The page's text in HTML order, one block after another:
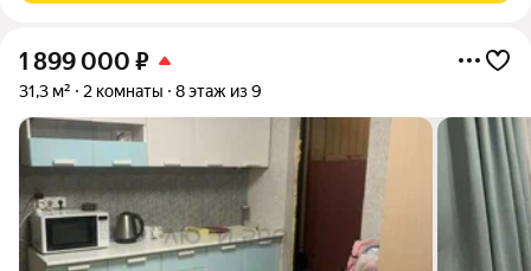
1 899 000 ₽
31,3 м² 2 комнаты 8 этаж из 9